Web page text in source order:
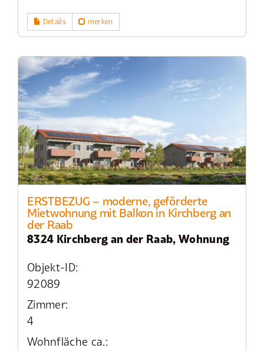
Details merken
ERSTBEZUG – moderne, geförderte
Mietwohnung mit Balkon in Kirchberg an
der Raab
8324 Kirchberg an der Raab, Wohnung
Objekt-ID:
92089
Zimmer:
4
Wohnfläche ca.: